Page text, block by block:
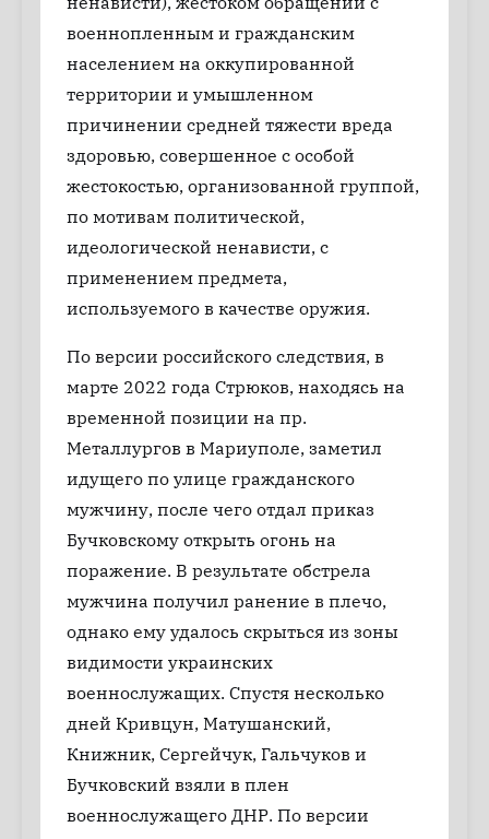
военнопленным и гражданским
населением на оккупированной
территории и умышленном
причинении средней тяжести вреда
здоровью, совершенное с особой
жестокостью, организованной группой,
по мотивам политической,
идеологической ненависти, с
применением предмета,
используемого в качестве оружия.
По версии российского следствия, в
марте 2022 года Стрюков, находясь на
временной позиции на пр.
Металлургов в Мариуполе, заметил
идущего по улице гражданского
мужчину, после чего отдал приказ
Бучковскому открыть огонь на
поражение. В результате обстрела
мужчина получил ранение в плечо,
однако ему удалось скрыться из зоны
видимости украинских
военнослужащих. Спустя несколько
дней Кривцун, Матушанский,
Книжник, Сергейчук, Гальчуков и
Бучковский взяли в плен
военнослужащего ДНР. По версии